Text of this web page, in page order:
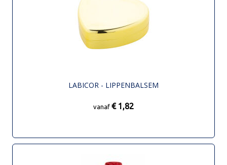
LABICOR - LIPPENBALSEM
vanaf € 1,82